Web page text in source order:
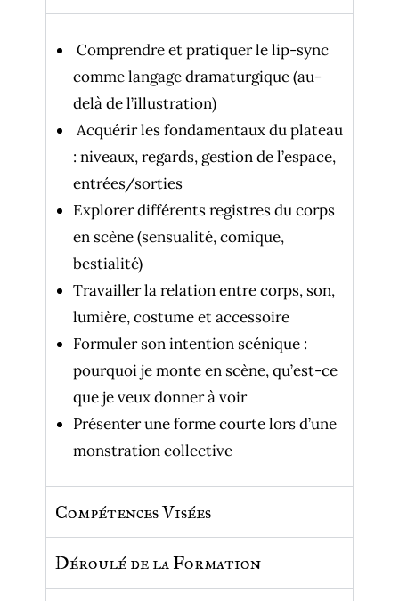
Comprendre et pratiquer le lip-sync
comme langage dramaturgique (au-
delà de l’illustration)
Acquérir les fondamentaux du plateau
: niveaux, regards, gestion de l’espace,
entrées/sorties
Explorer différents registres du corps
en scène (sensualité, comique,
bestialité)
Travailler la relation entre corps, son,
lumière, costume et accessoire
Formuler son intention scénique :
pourquoi je monte en scène, qu’est-ce
que je veux donner à voir
Présenter une forme courte lors d’une
monstration collective
Compétences Visées
Déroulé de la Formation